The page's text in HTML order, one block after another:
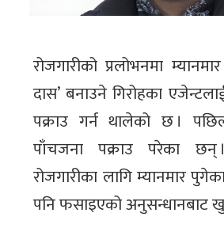
रोजगारीको प्रलोभनमा
दास’ बनाउने गिरोहका
पक्राउ गर्न थालेको छ ।
पाँचजना पक्राउ परेका
रोजगारीका लागि म्यानमार
पनि फसाइएको अनुसन्धानबाट